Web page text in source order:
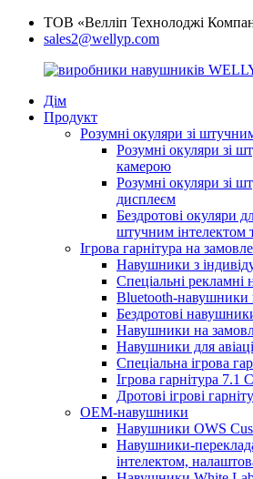
ТОВ «Велліп Технолоджі
sales2@wellyp.com
Дім
Продукт
Розумні окуляри зі
Розумні окуляри зі
камерою
Розумні окуляри зі
дисплеєм
Бездротові окуляри
штучним інтелектом
Ігрова гарнітура на
Навушники з
Спеціальні
Bluetooth-навушники
Бездротові
Навушники на
Навушники для
Спеціальна ігрова
Ігрова гарнітура 7.1
Дротові ігрові
OEM-навушники
Навушники OWS
Навушники-
інтелектом,